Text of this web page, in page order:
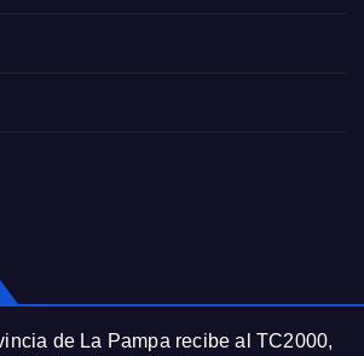
de La Pampa recibe al TC2000,